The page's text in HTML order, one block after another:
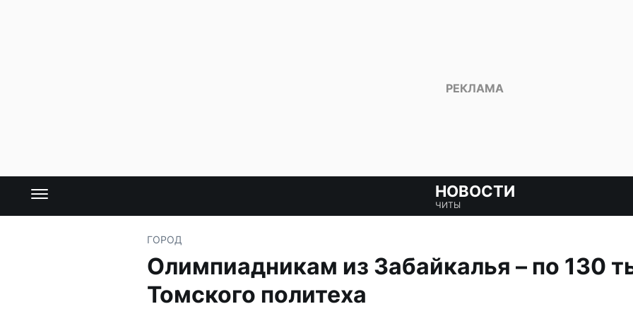
НОВОСТИ
ЧИТЫ
ГОРОД
Олимпиадникам из Забайкалья – по 130
Томского политеха